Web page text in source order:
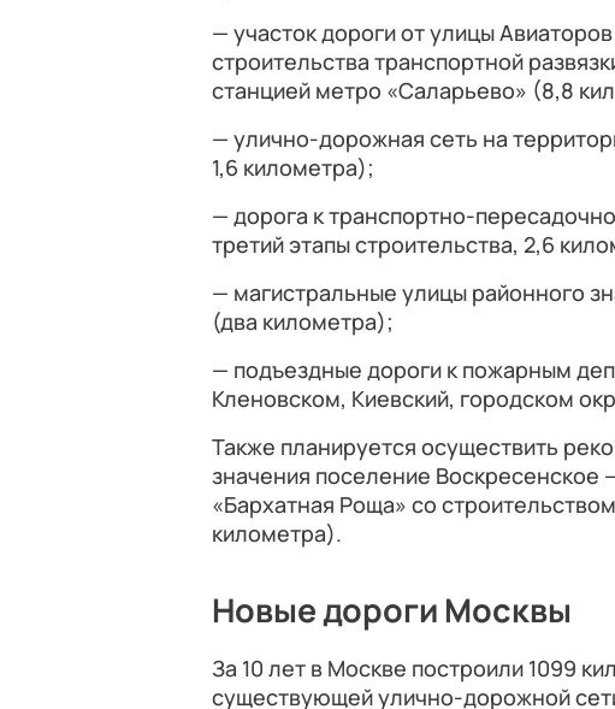
— участок дороги от улицы
строительства транспортной
станцией метро «Саларьево» (8,8
— улично-дорожная сеть на
1,6 километра);
— дорога к транспортно-
третий этапы строительства, 2,6
— магистральные улицы районного
(два километра);
— подъездные дороги к пожарным
Кленовском, Киевский, городском
Также планируется осуществить
значения поселение
«Бархатная Роща» со
километра).
Новые дороги Москвы
За 10 лет в Москве построили 1099
существующей улично-дорожной